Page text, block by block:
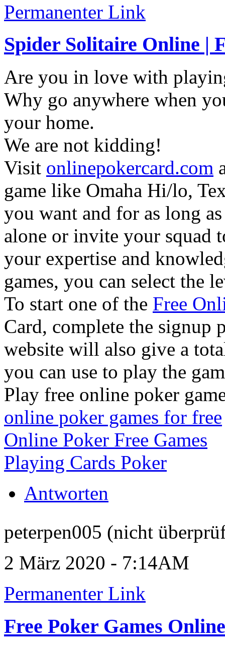
Permanenter Link
Spider Solitaire Online |
Are you in love with
Why go anywhere when
your home.
We are not kidding!
Visit onlinepokercard.com
game like Omaha Hi/lo,
you want and for as long
alone or invite your squad
your expertise and
games, you can select the
To start one of the Free
Card, complete the signup
website will also give a
you can use to play the
Play free online poker
online poker games for free
Online Poker Free Games
Playing Cards Poker
Antworten
peterpen005 (nicht
2 März 2020 - 7:14AM
Permanenter Link
Free Poker Games